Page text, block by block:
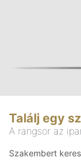
Találj egy
A rangsor az
Szakembert